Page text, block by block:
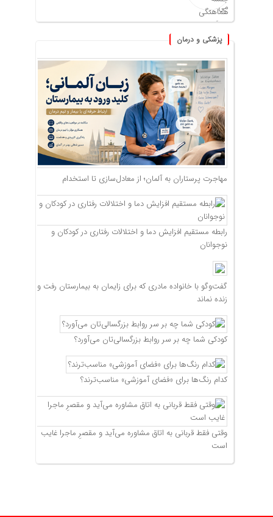
پزشکی و درمان
مهاجرت پرستاران به آلمان؛ از معادل‌سازی تا استخدام
رابطه مستقیم افزایش دما و اختلالات رفتاری در کودکان و
نوجوانان
گفت‌وگو با خانواده مادری که برای زایمان به بیمارستان رفت و
زنده نماند
کودکی شما چه بر سر روابط بزرگسالی‌تان می‌آورد؟
کدام رنگ‌ها برای «فضای آموزشی» مناسب‌ترند؟
وقتی فقط قربانی به اتاق مشاوره می‌آید و مقصرِ ماجرا غایب
است